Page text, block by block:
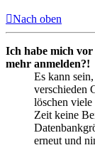
Nach oben
Ich habe mich
mehr anmelden?!
Es kann
verschieden
löschen
Zeit keine
erneut und